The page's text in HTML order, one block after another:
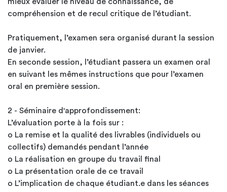
compréhension et de recul critique de l’étudiant.
Pratiquement, l’examen sera organisé durant la session
de janvier.
En seconde session, l’étudiant passera un examen oral
en suivant les mêmes instructions que pour l’examen
oral en première session.
2 - Séminaire d'approfondissement:
L’évaluation porte à la fois sur :
o La remise et la qualité des livrables (individuels ou
collectifs) demandés pendant l’année
o La réalisation en groupe du travail final
o La présentation orale de ce travail
o L’implication de chaque étudiant.e dans les séances